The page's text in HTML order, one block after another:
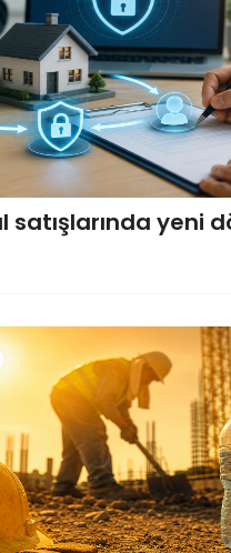
satışlarında yeni